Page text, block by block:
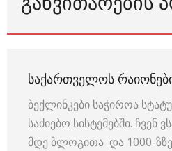
ᲡᲐᲥᲐᲠᲗᲕᲔᲚᲝᲡ
ბექლინკები საჭიროა
საძიებო სისტემებში.
მდე ბლოგითა და 1000-ზზე